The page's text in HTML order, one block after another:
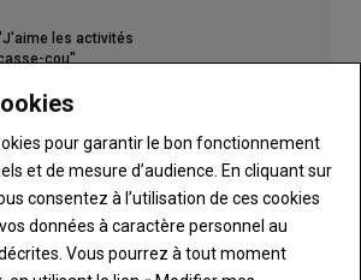
les activités
cou"
pour garantir le bon fonctionnement
et de mesure d’audience. En cliquant sur
consentez à l’utilisation de ces cookies
données à caractère personnel au
Vous pourrez à tout moment